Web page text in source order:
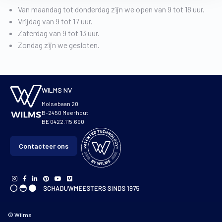
Van maandag tot donderdag zijn we open van 9 tot 18 uur.
Vrijdag van 9 tot 17 uur.
Zaterdag van 9 tot 13 uur.
Zondag zijn we gesloten.
WILMS NV
Molsebaan 20
B-2450 Meerhout
BE 0422.115.690
Contacteer ons
© Wilms